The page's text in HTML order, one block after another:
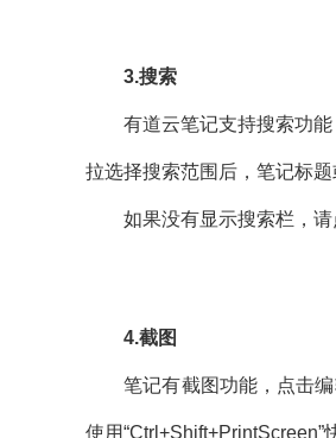
3.搜索
有道云笔记支持搜索功能
拉选择搜索范围后，笔记标
如果没有显示搜索栏，请
4.截图
笔记有截图功能，点击编
使用“Ctrl+Shift+PrintScreen”